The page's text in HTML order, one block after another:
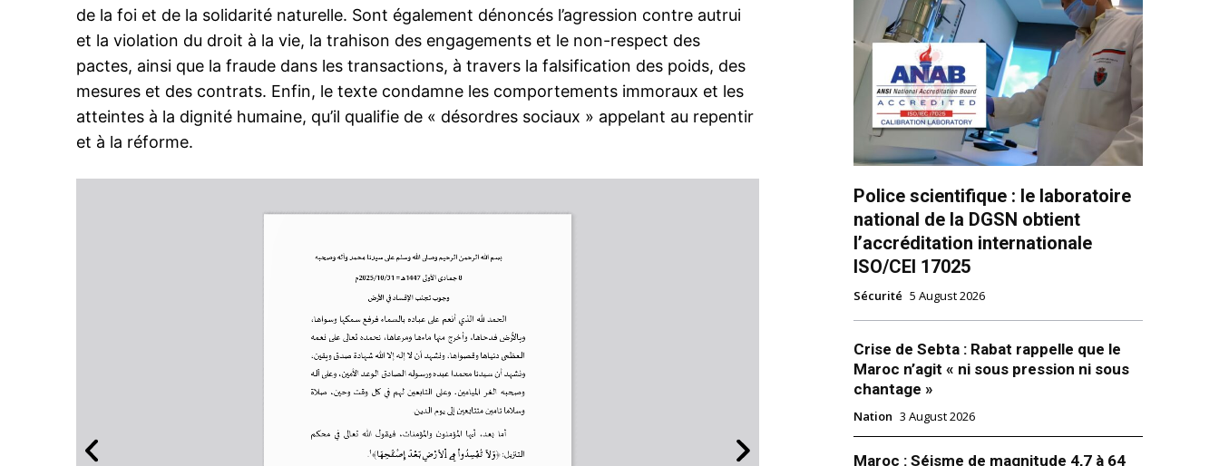
l'information
S'ABONNER MAINTENANT
de la foi et de la solidarité naturelle. Sont également dénoncés l’agression contre autrui
et la violation du droit à la vie, la trahison des engagements et le non-respect des
pactes, ainsi que la fraude dans les transactions, à travers la falsification des poids, des
mesures et des contrats. Enfin, le texte condamne les comportements immoraux et les
atteintes à la dignité humaine, qu’il qualifie de « désordres sociaux » appelant au repentir
et à la réforme.
Police scientifique : le laboratoire
national de la DGSN obtient
l’accréditation internationale
ISO/CEI 17025
Sécurité 5 August 2026
Crise de Sebta : Rabat rappelle que le
Maroc n’agit « ni sous pression ni sous
chantage »
Nation 3 August 2026
Maroc : Séisme de magnitude 4,7 à 64